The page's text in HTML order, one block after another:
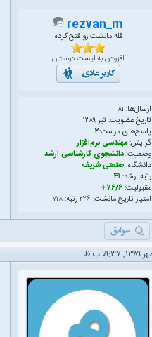
rezvan_m
قله مانشت رو فتح کرده
افزودن به لیست دوستان
ارسال‌ها: ۸۱
تاریخ عضویت: تیر ۱۳۸۹
پاسخ‌های درست:۲
گرایش:مهندسی نرم‌افزار
وضعیت:دانشجوی کارشناسی ارشد
دانشگاه:صنعتی شریف
رتبه ارشد: ۴۱
مقبولیت:۷۶/۶+
امتیاز تاریخ مانشت: ۲۲۶رتبه:۷۱۸